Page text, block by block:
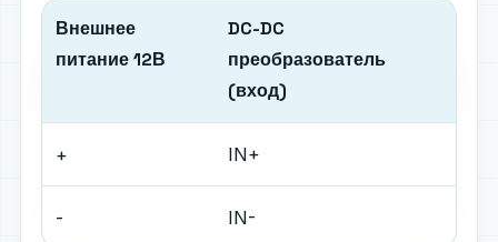
Внешнее
питание 12В
DC-DC
преобразователь
(вход)
+ IN+
- IN-